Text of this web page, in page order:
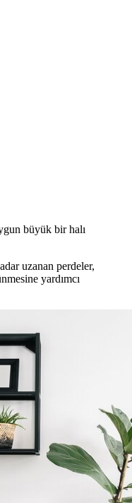
büyük bir halı
uzanan perdeler,
yardımcı